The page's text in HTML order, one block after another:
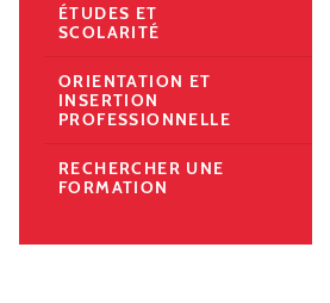
ÉTUDES ET
SCOLARITÉ
ORIENTATION ET
INSERTION
PROFESSIONNELLE
RECHERCHER UNE
FORMATION